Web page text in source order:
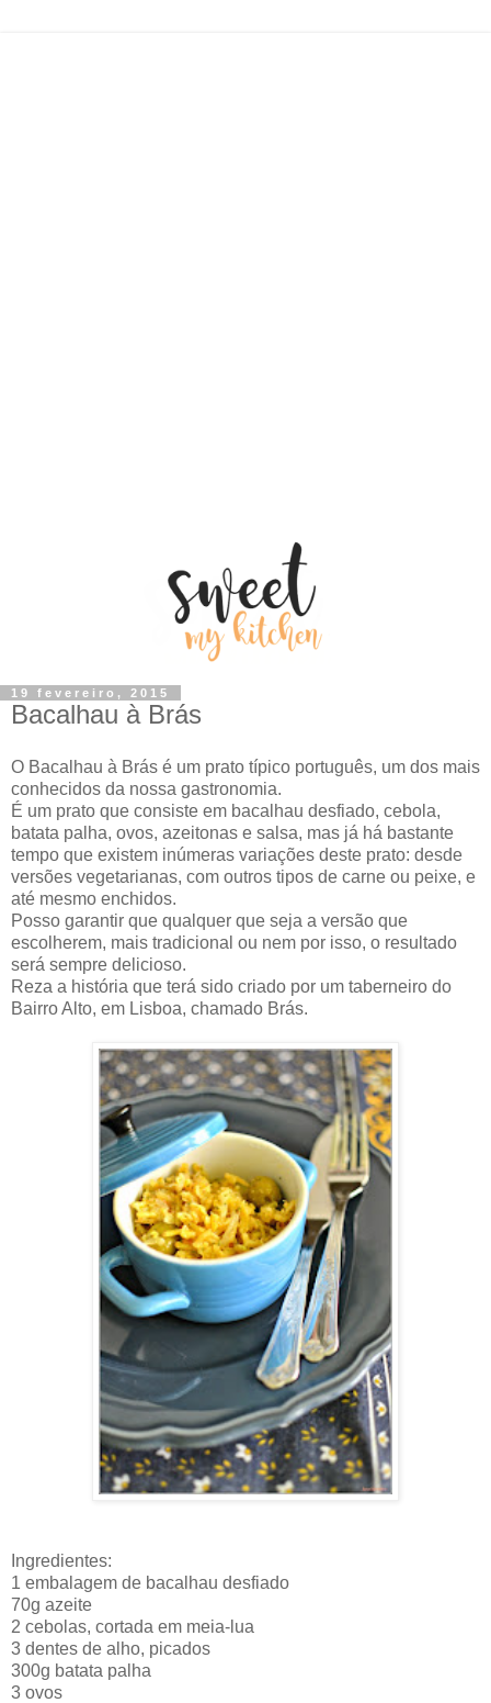
19 fevereiro, 2015
Bacalhau à Brás
O Bacalhau à Brás é um prato típico português, um dos mais
conhecidos da nossa gastronomia.
É um prato que consiste em bacalhau desfiado, cebola,
batata palha, ovos, azeitonas e salsa, mas já há bastante
tempo que existem inúmeras variações deste prato: desde
versões vegetarianas, com outros tipos de carne ou peixe, e
até mesmo enchidos.
Posso garantir que qualquer que seja a versão que
escolherem, mais tradicional ou nem por isso, o resultado
será sempre delicioso.
Reza a história que terá sido criado por um taberneiro do
Bairro Alto, em Lisboa, chamado Brás.
Ingredientes:
1 embalagem de bacalhau desfiado
70g azeite
2 cebolas, cortada em meia-lua
3 dentes de alho, picados
300g batata palha
3 ovos